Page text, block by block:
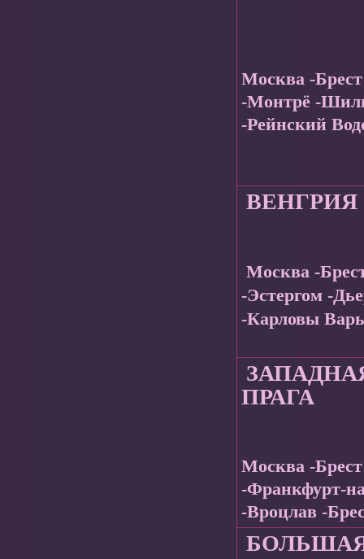
Москва -
-Монтрё -
-Рейнский
ВЕНГРИЯ
Москва -
-Эстергом -
-Карловы
ПРАГА
Москва -
-Франкфурт-
-Вроцлав -